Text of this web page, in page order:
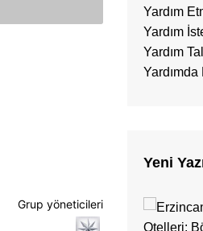
Grup
Grup yöneticileri
Yardım
Yardım
Yardım
Yeni